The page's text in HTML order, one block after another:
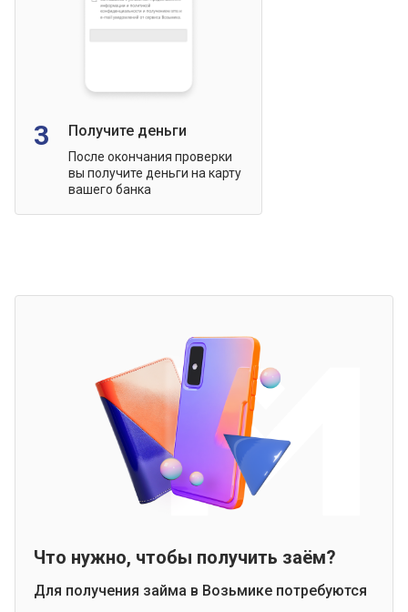
3 Получите деньги
После окончания проверки
вы получите деньги на карту
вашего банка
Что нужно, чтобы получить заём?
Для получения займа в Возьмике потребуются